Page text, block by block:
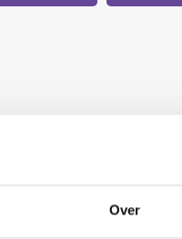
Over
7 klantenservice